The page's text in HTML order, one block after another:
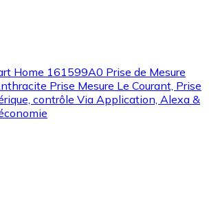
Home 161599A0 Prise de Mesure
Prise Mesure Le Courant, Prise
contrôle Via Application, Alexa &